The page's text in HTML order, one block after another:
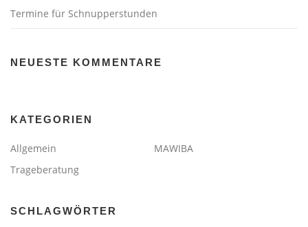
Termine für Schnupperstunden
NEUESTE KOMMENTARE
KATEGORIEN
Allgemein
MAWIBA
Trageberatung
SCHLAGWÖRTER